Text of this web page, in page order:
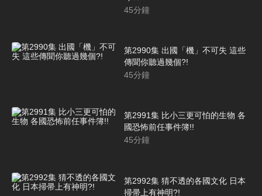
45分鐘
第2990集 出國「機」不可失 這些
傳聞你聽過幾個?!
45分鐘
第2991集 比小三更可怕的生物 各
國恐怖前任事件簿!!
45分鐘
第2992集 猜不透的各國文化 日本
掃帚上有神明?!